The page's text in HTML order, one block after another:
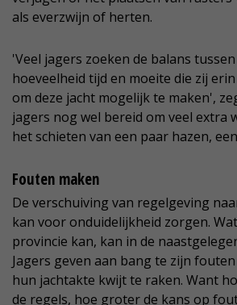
als everzwijn of herten.
'Veel jagers zoeken de balans
hoeveelheid tijd en moeite die zij
om deze jacht mogelijk te maken',
jagers nog wel bereid om veel extra
het schieten van een paar hazen,
Fouten maken
De verschuiving van regelgeving
kan voor onduidelijkheid zorgen.
provincie kan, kan in de
Jagers geven aan bang te zijn
hun jachtakte kwijt te raken. Want
de regels, hoe groter de kans op